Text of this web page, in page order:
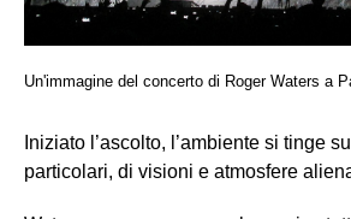
Un'immagine del concerto di Roger Waters a
Iniziato l’ascolto, l’ambiente si tinge
particolari, di visioni e atmosfere